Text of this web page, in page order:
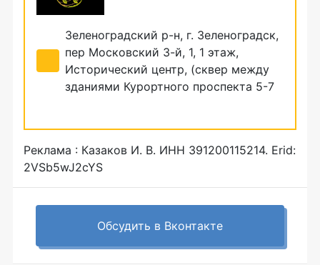
Зеленоградский р-н, г. Зеленоградск,
пер Московский 3-й, 1, 1 этаж,
Исторический центр, (сквер между
зданиями Курортного проспекта 5-7
Реклама : Казаков И. В. ИНН 391200115214. Erid:
2VSb5wJ2cYS
Обсудить в Вконтакте